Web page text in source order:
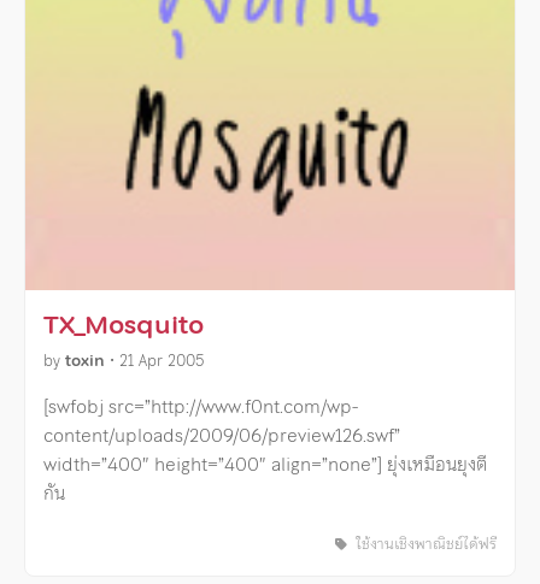
TX_Mosquito
bytoxin • 21 Apr 2005
[swfobj src=”http://www.f0nt.com/wp-
content/uploads/2009/06/preview126.swf”
width=”400″ height=”400″ align=”none”] ยุ่งเหมือนยุงตี
กัน
ใช้งานเชิงพาณิชย์ได้ฟรี